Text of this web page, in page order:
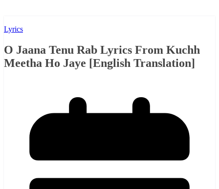
Lyrics
O Jaana Tenu Rab Lyrics From Kuchh
Meetha Ho Jaye [English Translation]